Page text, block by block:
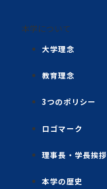
本学について
大学理念
教育理念
3つのポリシー
ロゴマーク
理事長・学長挨拶
本学の歴史